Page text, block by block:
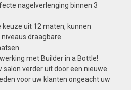
nagelverlenging binnen 3
keuze uit 12 maten, kunnen
draagbare
met Builder in a Bottle!
salon verder uit door een nieuwe
voor uw klanten ongeacht uw